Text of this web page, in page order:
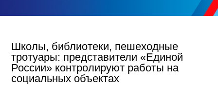
Школы, библиотеки, пешеходные
тротуары: представители «Единой
России» контролируют работы на
социальных объектах